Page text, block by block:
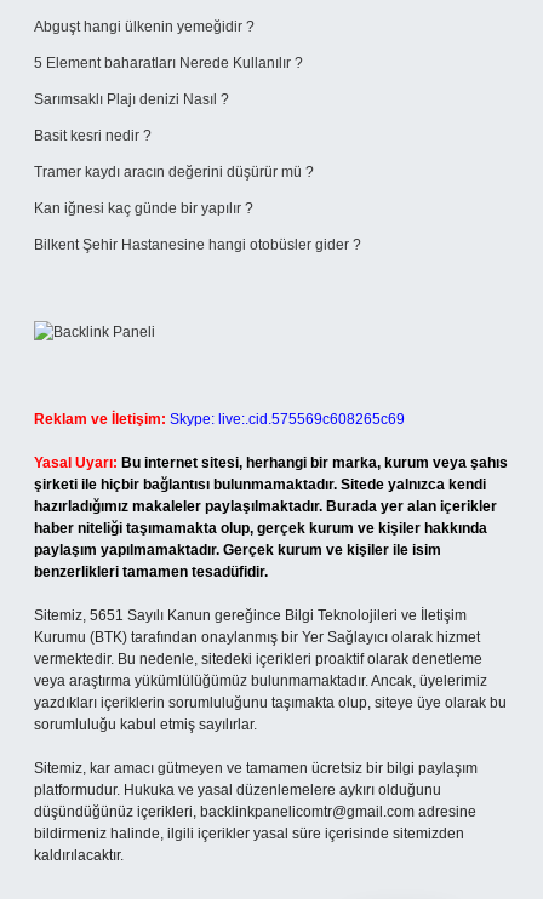
Abguşt hangi ülkenin yemeğidir ?
5 Element baharatları Nerede Kullanılır ?
Sarımsaklı Plajı denizi Nasıl ?
Basit kesri nedir ?
Tramer kaydı aracın değerini düşürür mü ?
Kan iğnesi kaç günde bir yapılır ?
Bilkent Şehir Hastanesine hangi otobüsler gider ?
Reklam ve İletişim: Skype: live:.cid.575569c608265c69
Yasal Uyarı: Bu internet sitesi, herhangi bir marka, kurum veya şahıs
şirketi ile hiçbir bağlantısı bulunmamaktadır. Sitede yalnızca kendi
hazırladığımız makaleler paylaşılmaktadır. Burada yer alan içerikler
haber niteliği taşımamakta olup, gerçek kurum ve kişiler hakkında
paylaşım yapılmamaktadır. Gerçek kurum ve kişiler ile isim
benzerlikleri tamamen tesadüfidir.
Sitemiz, 5651 Sayılı Kanun gereğince Bilgi Teknolojileri ve İletişim
Kurumu (BTK) tarafından onaylanmış bir Yer Sağlayıcı olarak hizmet
vermektedir. Bu nedenle, sitedeki içerikleri proaktif olarak denetleme
veya araştırma yükümlülüğümüz bulunmamaktadır. Ancak, üyelerimiz
yazdıkları içeriklerin sorumluluğunu taşımakta olup, siteye üye olarak bu
sorumluluğu kabul etmiş sayılırlar.
Sitemiz, kar amacı gütmeyen ve tamamen ücretsiz bir bilgi paylaşım
platformudur. Hukuka ve yasal düzenlemelere aykırı olduğunu
düşündüğünüz içerikleri, backlinkpanelicomtr@gmail.com adresine
bildirmeniz halinde, ilgili içerikler yasal süre içerisinde sitemizden
kaldırılacaktır.